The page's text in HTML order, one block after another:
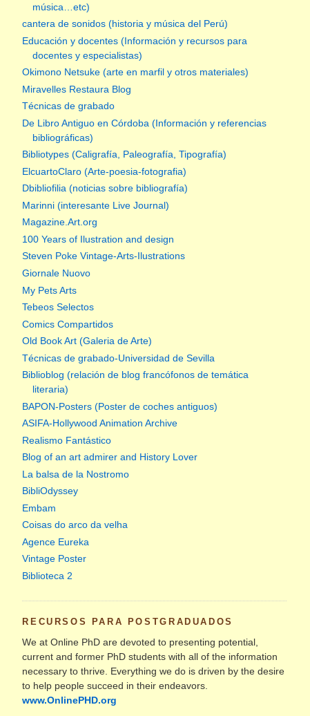
música…etc)
cantera de sonidos (historia y música del Perú)
Educación y docentes (Información y recursos para
docentes y especialistas)
Okimono Netsuke (arte en marfil y otros materiales)
Miravelles Restaura Blog
Técnicas de grabado
De Libro Antiguo en Córdoba (Información y referencias
bibliográficas)
Bibliotypes (Caligrafía, Paleografía, Tipografía)
ElcuartoClaro (Arte-poesia-fotografia)
Dbibliofilia (noticias sobre bibliografía)
Marinni (interesante Live Journal)
Magazine.Art.org
100 Years of Ilustration and design
Steven Poke Vintage-Arts-Ilustrations
Giornale Nuovo
My Pets Arts
Tebeos Selectos
Comics Compartidos
Old Book Art (Galeria de Arte)
Técnicas de grabado-Universidad de Sevilla
Biblioblog (relación de blog francófonos de temática
literaria)
BAPON-Posters (Poster de coches antiguos)
ASIFA-Hollywood Animation Archive
Realismo Fantástico
Blog of an art admirer and History Lover
La balsa de la Nostromo
BibliOdyssey
Embam
Coisas do arco da velha
Agence Eureka
Vintage Poster
Biblioteca 2
RECURSOS PARA POSTGRADUADOS
We at Online PhD are devoted to presenting potential,
current and former PhD students with all of the information
necessary to thrive. Everything we do is driven by the desire
to help people succeed in their endeavors.
www.OnlinePHD.org